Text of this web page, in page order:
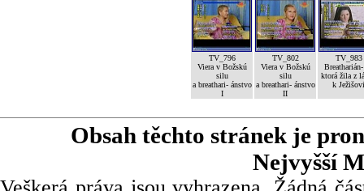
TV_796
Viera v Božskú
silu
a breathari- ánstvo
I
TV_802
Viera v Božskú
silu
a breathari- ánstvo
II
TV_983
ktorá žila z
k Ježišovi
Obsah těchto stránek je
Nejvyšší